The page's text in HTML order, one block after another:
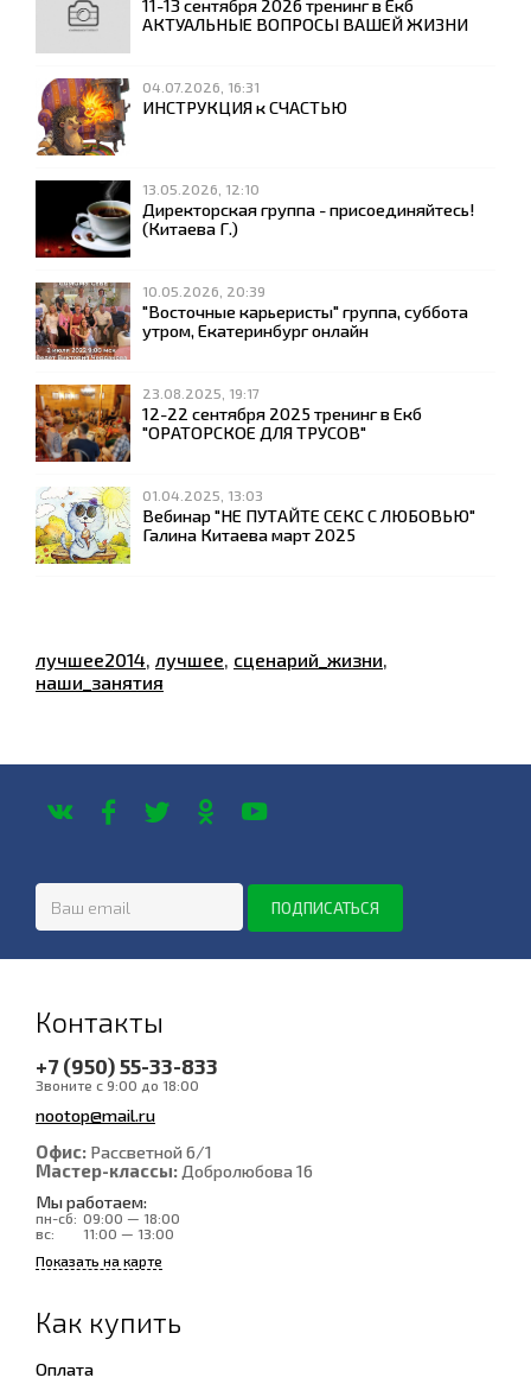
11-13 сентября 2026 тренинг в Екб
АКТУАЛЬНЫЕ ВОПРОСЫ ВАШЕЙ ЖИЗНИ
04.07.2026, 16:31
ИНСТРУКЦИЯ к СЧАСТЬЮ
13.05.2026, 12:10
Директорская группа - присоединяйтесь!
(Китаева Г.)
10.05.2026, 20:39
"Восточные карьеристы" группа, суббота
утром, Екатеринбург онлайн
23.08.2025, 19:17
12-22 сентября 2025 тренинг в Екб
"ОРАТОРСКОЕ ДЛЯ ТРУСОВ"
01.04.2025, 13:03
Вебинар "НЕ ПУТАЙТЕ СЕКС С ЛЮБОВЬЮ"
Галина Китаева март 2025
лучшее2014, лучшее, сценарий_жизни,
наши_занятия
Контакты
+7 (950) 55-33-833
Звоните с 9:00 до 18:00
nootop@mail.ru
Офис: Рассветной 6/1
Мастер-классы: Добролюбова 16
Мы работаем:
пн-сб: 09:00 — 18:00
вс:
11:00 — 13:00
Показать на карте
Как купить
Оплата